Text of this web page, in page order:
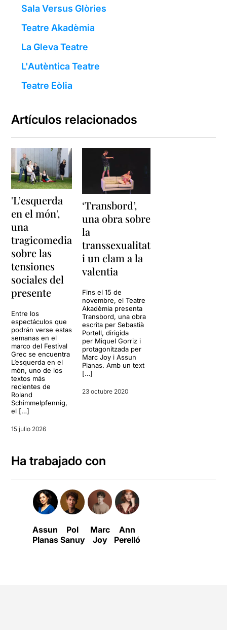
Sala Versus Glòries
Teatre Akadèmia
La Gleva Teatre
L'Autèntica Teatre
Teatre Eòlia
Artículos relacionados
'L’esquerda
en el món',
una
tragicomedia
sobre las
tensiones
sociales del
presente
Entre los
espectáculos que
podrán verse estas
semanas en el
marco del Festival
Grec se encuentra
L’esquerda en el
món, uno de los
textos más
recientes de
Roland
Schimmelpfennig,
el […]
15 julio 2026
‘Transbord’,
una obra sobre
la
transsexualitat
i un clam a la
valentia
Fins el 15 de
novembre, el Teatre
Akadèmia presenta
Transbord, una obra
escrita per Sebastià
Portell, dirigida
per Miquel Gorriz i
protagonitzada per
Marc Joy i Assun
Planas. Amb un text
[…]
23 octubre 2020
Ha trabajado con
Assun
Planas
Pol
Sanuy
Marc
Joy
Ann
Perelló